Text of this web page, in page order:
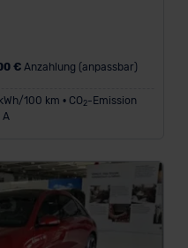
€Anzahlung (anpassbar)
100 km • CO2-Emission